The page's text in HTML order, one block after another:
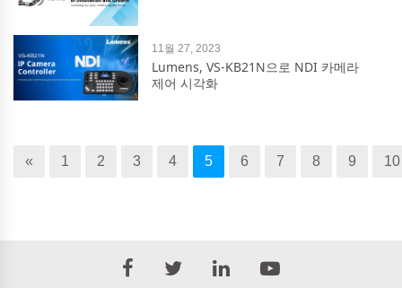
11월 27, 2023
Lumens, VS-KB21N으로 NDI 카메라
제어 시각화
« 1 2 3 4 5 6 7 8 9 10